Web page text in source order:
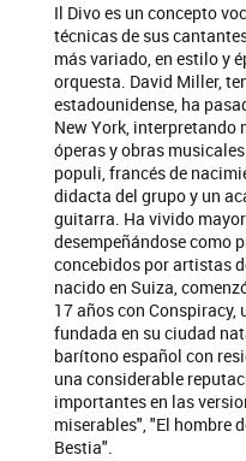
Il Divo es un concepto
técnicas de sus
más variado, en estilo y
orquesta. David Miller,
estadounidense, ha
New York, interpretando
óperas y obras
populi, francés de
didacta del grupo y un
guitarra. Ha vivido
desempeñándose como
concebidos por artistas
nacido en Suiza,
17 años con Conspiracy,
fundada en su ciudad
barítono español con
una considerable
importantes en las
miserables", "El hombre
Bestia".